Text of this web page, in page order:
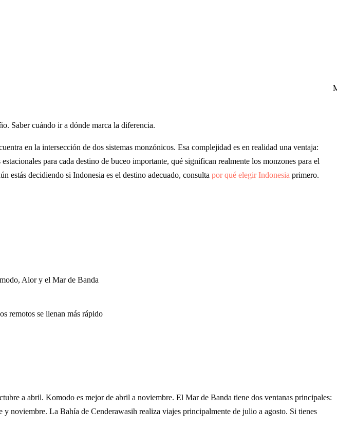
Saber cuándo ir a dónde marca la diferencia.
en la intersección de dos sistemas monzónicos. Esa complejidad es en realidad una ventaja:
para cada destino de buceo importante, qué significan realmente los monzones para el
estás decidiendo si Indonesia es el destino adecuado, consulta por qué elegir Indonesia primero.
Alor y el Mar de Banda
remotos se llenan más rápido
a abril. Komodo es mejor de abril a noviembre. El Mar de Banda tiene dos ventanas principales:
noviembre. La Bahía de Cenderawasih realiza viajes principalmente de julio a agosto. Si tienes